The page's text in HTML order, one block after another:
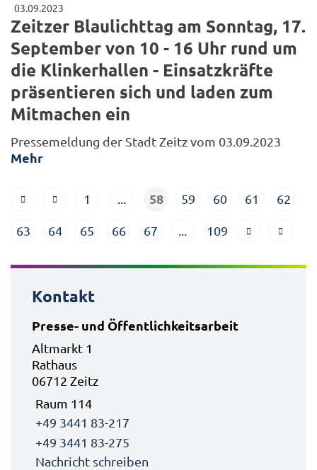
03.09.2023
Zeitzer Blaulichttag am Sonntag, 17.
September von 10 - 16 Uhr rund um
die Klinkerhallen - Einsatzkräfte
präsentieren sich und laden zum
Mitmachen ein
Pressemeldung der Stadt Zeitz vom 03.09.2023
Mehr
1 58 59 60 61 62
63 64 65 66 67 109
Kontakt
Presse- und Öffentlichkeitsarbeit
Altmarkt 1
Rathaus
06712 Zeitz
Raum 114
+49 3441 83-217
+49 3441 83-275
Nachricht schreiben